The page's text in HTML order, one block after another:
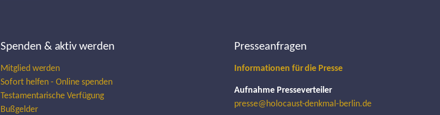
Spenden & aktiv werden
Mitglied werden
Sofort helfen - Online spenden
Testamentarische Verfügung
Bußgelder
Presseanfragen
Informationen für die Presse
Aufnahme Presseverteiler
presse@holocaust-denkmal-berlin.de